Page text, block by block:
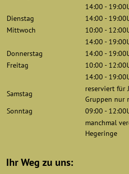
14:00 -
Dienstag
14:00 -
Mittwoch
10:00 -
14:00 -
Donnerstag
14:00 -
Freitag
10:00 -
14:00 -
Samstag
reserviert für
Gruppen nur
Sonntag
09:00 -
manchmal
Hegeringe
Ihr Weg zu uns: